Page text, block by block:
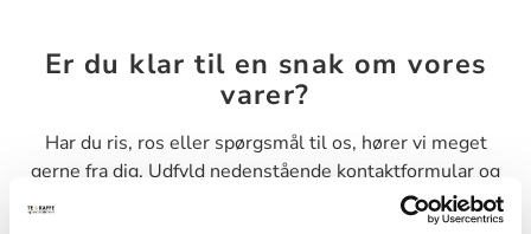
Er du klar til en snak om vores
varer?
Har du ris, ros eller spørgsmål til os, hører vi meget
gerne fra dig. Udfyld nedenstående kontaktformular og
send den til os, så vender vi tilbage til dig hurtigst muligt.